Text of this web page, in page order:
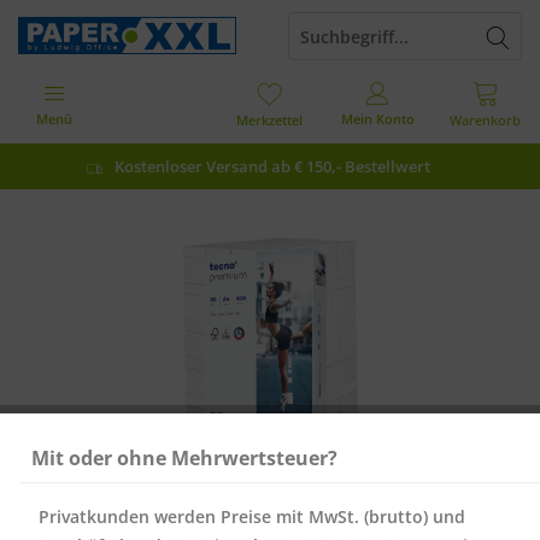
Kostenloser Versand ab € 150,- Bestellwert
Warenkorb
Merkzettel Mein Konto
Menü
Mit oder ohne Mehrwertsteuer?
Privatkunden werden Preise mit MwSt. (brutto) und